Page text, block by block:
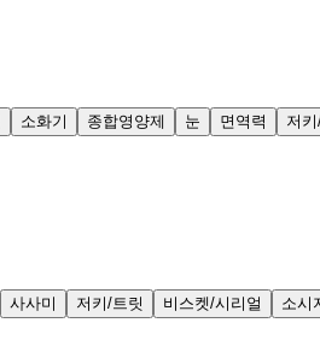
소화기 종합영양제 눈 면역력 저
사사미 저키/트릿 비스켓/시리얼 소시